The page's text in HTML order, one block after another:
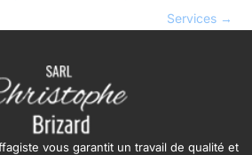
Services →
vous garantit un travail de qualité et